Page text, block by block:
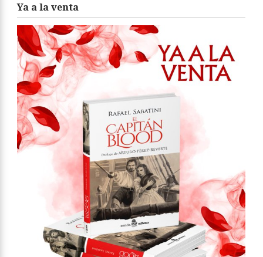
Ya a la venta